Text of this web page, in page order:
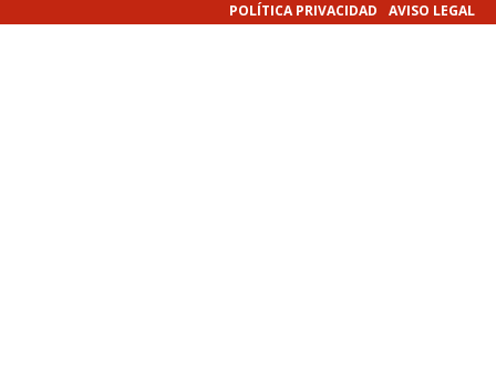
POLÍTICA PRIVACIDAD AVISO LEGAL